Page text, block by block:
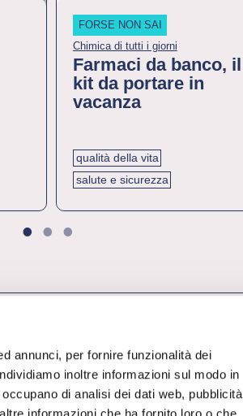
annunci, per fornire funzionalità dei
inoltre informazioni sul modo in
di analisi dei dati web, pubblicità
FORSE NON SAI
Chimica di tutti i giorni
Farmaci da banco, il
kit da portare in
vacanza
qualità della vita
salute e sicurezza